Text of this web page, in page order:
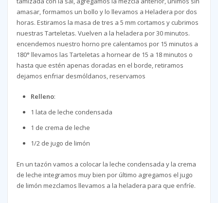
amasar, formamos un bollo y lo llevamos a Heladera por dos
horas. Estiramos la masa de tres a 5 mm cortamos y cubrimos
nuestras Tarteletas. Vuelven a la heladera por 30 minutos.
encendemos nuestro horno pre calentamos por 15 minutos a
180° llevamos las Tarteletas a hornear de 15 a 18 minutos o
hasta que estén apenas doradas en el borde, retiramos
dejamos enfriar desmóldanos, reservamos
Relleno:
1 lata de leche condensada
1 de crema de leche
1/2 de jugo de limón
En un tazón vamos a colocar la leche condensada y la crema
de leche integramos muy bien por último agregamos el jugo
de limón mezclamos llevamos a la heladera para que enfríe.